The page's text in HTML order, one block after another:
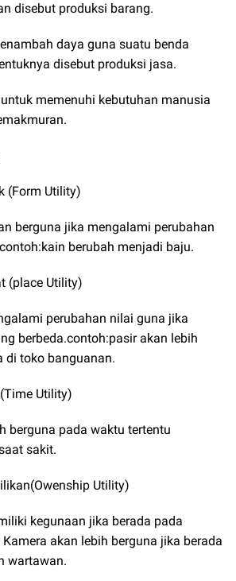
disebut produksi barang.
daya guna suatu benda
disebut produksi jasa.
memenuhi kebutuhan manusia
(Form Utility)
berguna jika mengalami perubahan
berubah menjadi baju.
(place Utility)
perubahan nilai guna jika
berbeda.contoh:pasir akan lebih
di toko banguanan.
Utility)
berguna pada waktu tertentu
sakit.
Utility)
kegunaan jika berada pada
akan lebih berguna jika berada
wartawan.